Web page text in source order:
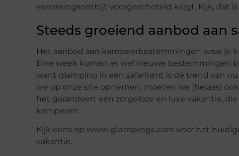
verrassingsontbijt voorgeschoteld krijgt. Kijk, dat
Steeds groeiend aanbod aan
Het aanbod aan kampeerbestemmingen waar je
Elke week komen er wel nieuwe bestemmingen
want glamping in een safaritent is dé trend van
we op onze site opnemen, moeten we (helaas)
het garandeert een zorgeloze en luxe vakantie,
kamperen.
Kijk eens op www.glampings.com voor het
vakantie.